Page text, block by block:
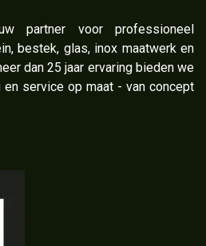
partner voor professioneel
bestek, glas, inox maatwerk en
dan 25 jaar ervaring bieden we
service op maat - van concept